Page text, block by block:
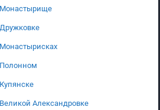
Монастырище
Александровке